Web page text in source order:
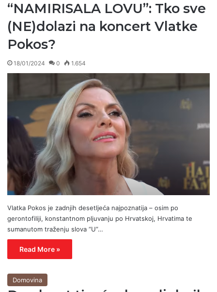
“NAMIRISALA LOVU”: Tko sve
(NE)dolazi na koncert Vlatke
Pokos?
18/01/2024 0 1.654
Vlatka Pokos je zadnjih desetljeća najpoznatija – osim po
gerontofiliji, konstantnom pljuvanju po Hrvatskoj, Hrvatima te
sumanutom traženju slova “U”…
Read More »
Domovina